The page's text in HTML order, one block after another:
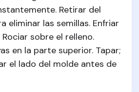
Retirar del
eliminar las semillas. Enfriar
sobre el relleno.
en la parte superior. Tapar;
el lado del molde antes de